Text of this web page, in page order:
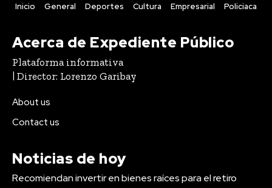
Inicio General Deportes Cultura Empresarial Policiaca
Acerca de Expediente Público
Plataforma informativa
| Director: Lorenzo Garibay
About us
Contact us
Noticias de hoy
Recomiendan invertir en bienes raíces para el retiro